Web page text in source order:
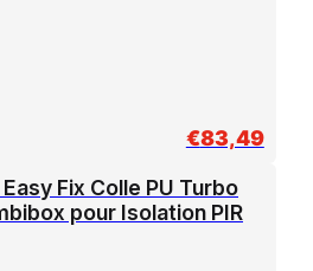
€83,49
Easy Fix Colle PU Turbo
pour Isolation PIR